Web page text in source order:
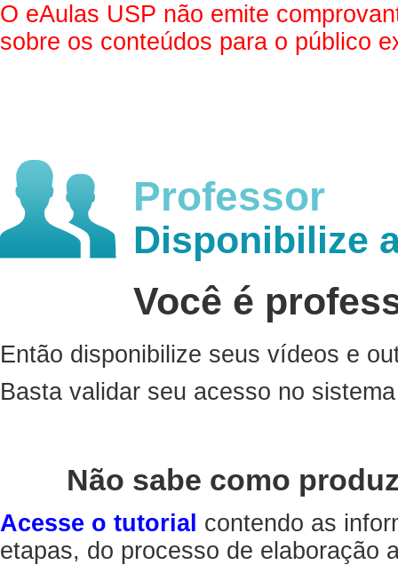
O eAulas USP não emite
sobre os conteúdos para o público
Professor
Disponibilize
Você é
Então disponibilize seus vídeos e
Basta validar seu acesso no
Não sabe como
Acesse o tutorial contendo as
etapas, do processo de elaboração